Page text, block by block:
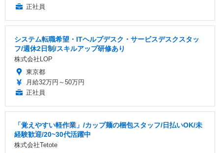
正社員
システム転職希望・ITヘルプデスク・サービスデスクスタッ
フ/週休2日制/スキルアップ研修あり
株式会社LOP
東京都
月給32万円～50万円
正社員
「覚えやすい軽作業」/カップ麺の梱包スタッフ/日払いOK/未
経験歓迎/20~30代活躍中
株式会社Tetote